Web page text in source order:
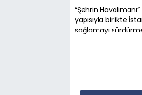
“Şehrin
yapısıyla birlikte
sağlamayı